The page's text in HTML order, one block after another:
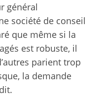
général
société de conseil
que même si la
est robuste, il
parient trop
la demande